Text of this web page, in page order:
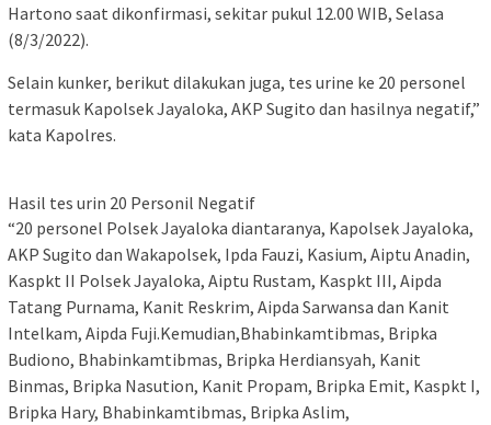
Hartono saat dikonfirmasi, sekitar pukul 12.00 WIB, Selasa
(8/3/2022).
Selain kunker, berikut dilakukan juga, tes urine ke 20 personel
termasuk Kapolsek Jayaloka, AKP Sugito dan hasilnya negatif,”
kata Kapolres.
Hasil tes urin 20 Personil Negatif
“20 personel Polsek Jayaloka diantaranya, Kapolsek Jayaloka,
AKP Sugito dan Wakapolsek, Ipda Fauzi, Kasium, Aiptu Anadin,
Kaspkt II Polsek Jayaloka, Aiptu Rustam, Kaspkt III, Aipda
Tatang Purnama, Kanit Reskrim, Aipda Sarwansa dan Kanit
Intelkam, Aipda Fuji.Kemudian,Bhabinkamtibmas, Bripka
Budiono, Bhabinkamtibmas, Bripka Herdiansyah, Kanit
Binmas, Bripka Nasution, Kanit Propam, Bripka Emit, Kaspkt I,
Bripka Hary, Bhabinkamtibmas, Bripka Aslim,